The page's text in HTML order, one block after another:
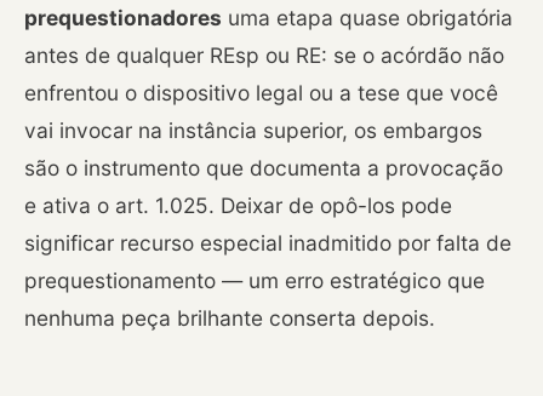
prequestionadores uma etapa quase obrigatória
antes de qualquer REsp ou RE: se o acórdão não
enfrentou o dispositivo legal ou a tese que você
vai invocar na instância superior, os embargos
são o instrumento que documenta a provocação
e ativa o art. 1.025. Deixar de opô-los pode
significar recurso especial inadmitido por falta de
prequestionamento — um erro estratégico que
nenhuma peça brilhante conserta depois.